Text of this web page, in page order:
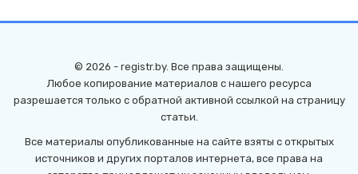
© 2026 - registr.by. Все права защищены.
Любое копирование материалов с нашего ресурса
разрешается только с обратной активной ссылкой на страницу
статьи.
Все материалы опубликованные на сайте взяты с открытых
источников и других порталов интернета, все права на